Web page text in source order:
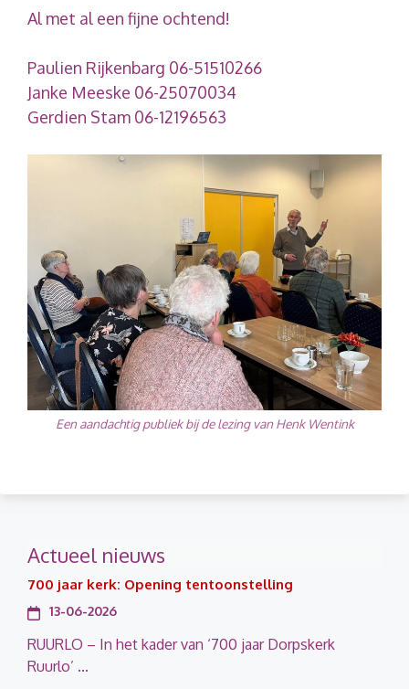
Al met al een fijne ochtend!
Paulien Rijkenbarg 06-51510266
Janke Meeske 06-25070034
Gerdien Stam 06-12196563
Een aandachtig publiek bij de lezing van Henk Wentink
Actueel nieuws
700 jaar kerk: Opening tentoonstelling
13-06-2026
RUURLO – In het kader van ‘700 jaar Dorpskerk
Ruurlo’ ...